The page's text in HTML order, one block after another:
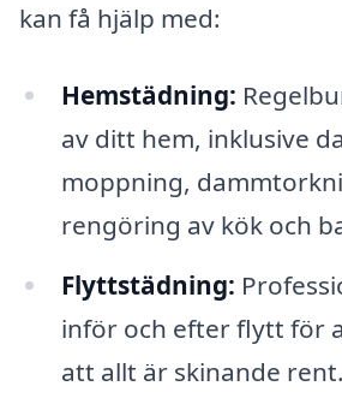
kan få hjälp med:
Hemstädning:
av ditt hem, inklusive
moppning,
rengöring av kök och
Flyttstädning:
inför och efter flytt för
att allt är skinande rent.